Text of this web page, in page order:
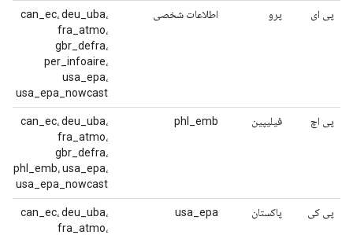
پی ای پرو اطلاعات شخصی
can_ec، deu_uba،
fra_atmo،
gbr_defra،
per_infoaire،
usa_epa،
usa_epa_nowcast
پی اچ فیلیپین phl_emb
can_ec، deu_uba،
fra_atmo،
gbr_defra،
phl_emb، usa_epa،
usa_epa_nowcast
پی کی پاکستان usa_epa
can_ec، deu_uba،
fra_atmo،